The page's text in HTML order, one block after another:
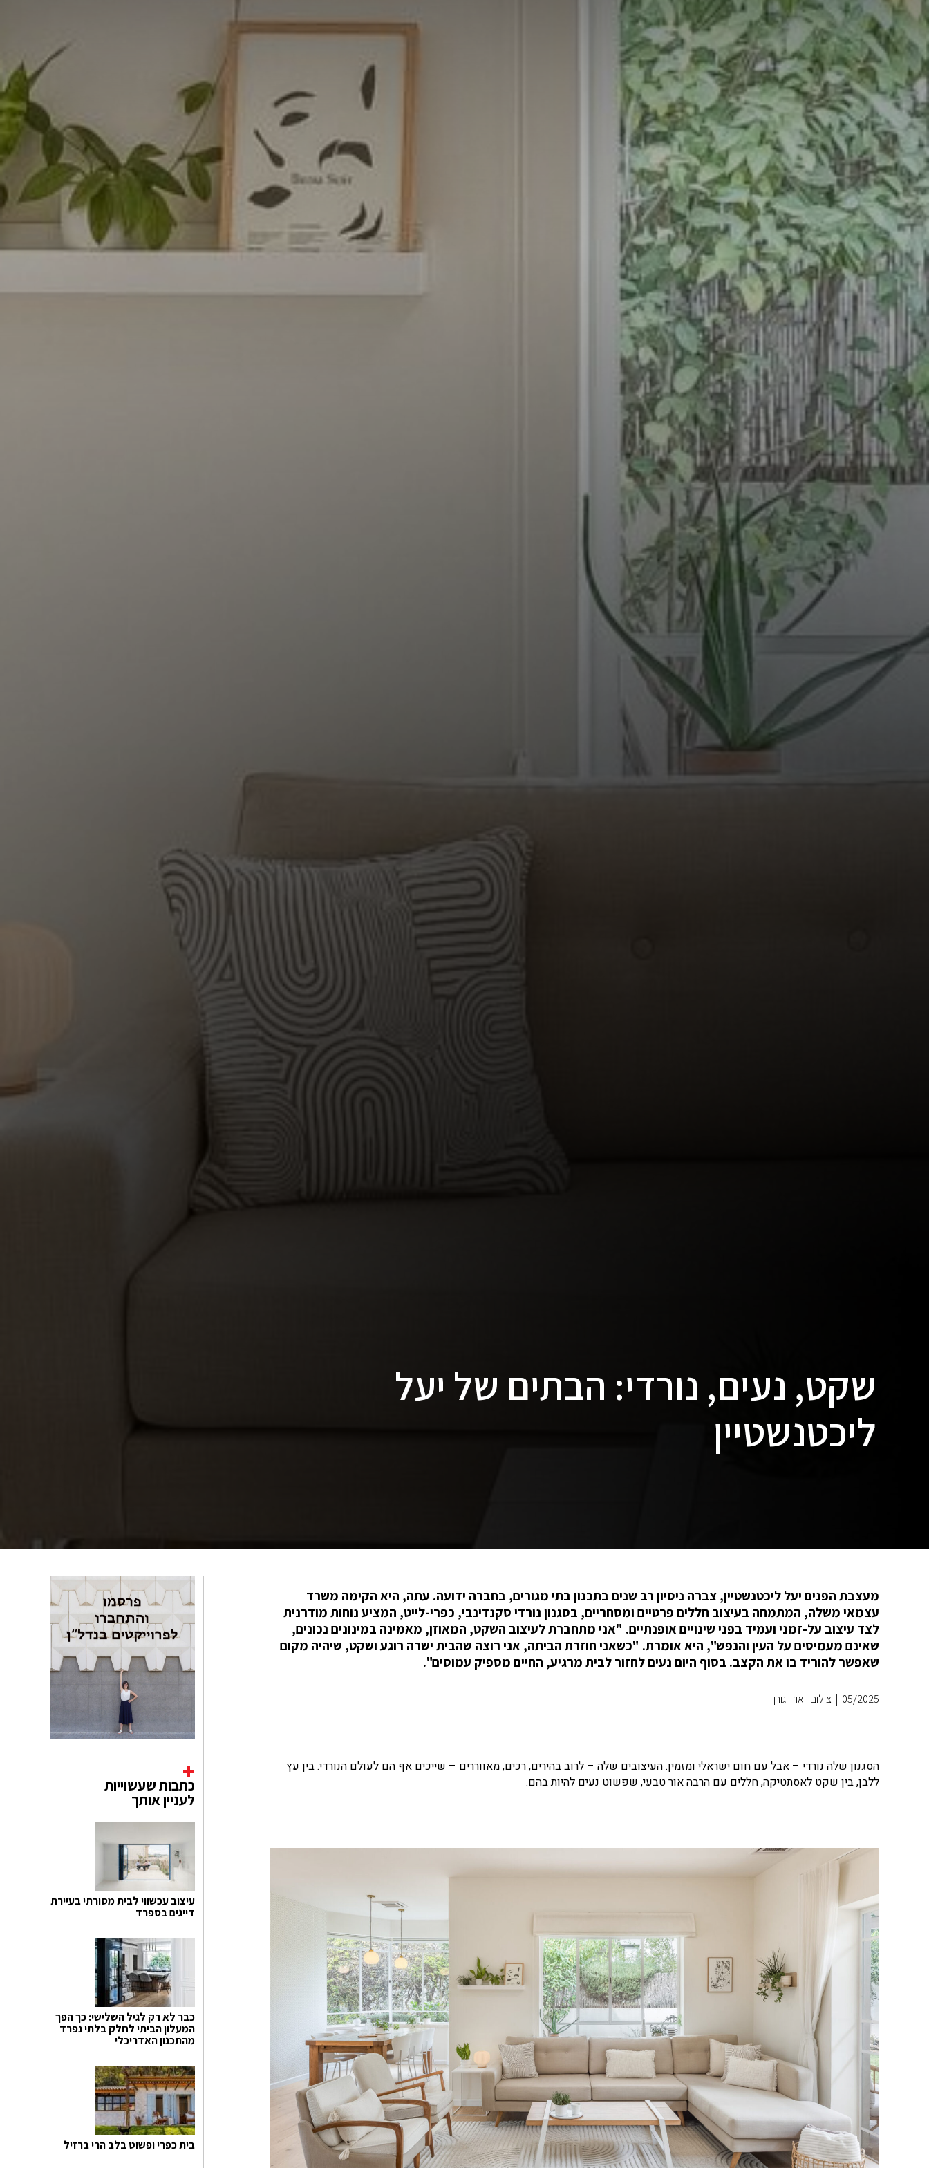
שקט, נעים, נורדי: הבתים של יעל
ליכטנשטיין
מעצבת הפנים יעל ליכטנשטיין, צברה ניסיון רב שנים בתכנון בתי מגורים, בחברה ידועה. עתה, היא הקימה משרד
עצמאי משלה, המתמחה בעיצוב חללים פרטיים ומסחריים, בסגנון נורדי סקנדינבי, כפרי-לייט, המציע נוחות מודרנית
לצד עיצוב על-זמני ועמיד בפני שינויים אופנתיים. "אני מתחברת לעיצוב השקט, המאוזן, מאמינה במינונים נכונים,
שאינם מעמיסים על העין והנפש", היא אומרת. "כשאני חוזרת הביתה, אני רוצה שהבית ישרה רוגע ושקט, שיהיה מקום
שאפשר להוריד בו את הקצב. בסוף היום נעים לחזור לבית מרגיע, החיים מספיק עמוסים".
05/2025
| צילום: אודי גורן
הסגנון שלה נורדי – אבל עם חום ישראלי ומזמין. העיצובים שלה – לרוב בהירים, רכים, מאווררים – שייכים אף הם לעולם הנורדי. בין עץ
ללבן, בין שקט לאסתטיקה, חללים עם הרבה אור טבעי, שפשוט נעים להיות בהם.
כתבות שעשוייות
לעניין אותך
עיצוב עכשווי לבית מסורתי בעיירת
דייגים בספרד
כבר לא רק לגיל השלישי: כך הפך
המעלון הביתי לחלק בלתי נפרד
מהתכנון האדריכלי
בית כפרי ופשוט בלב הרי ברזיל